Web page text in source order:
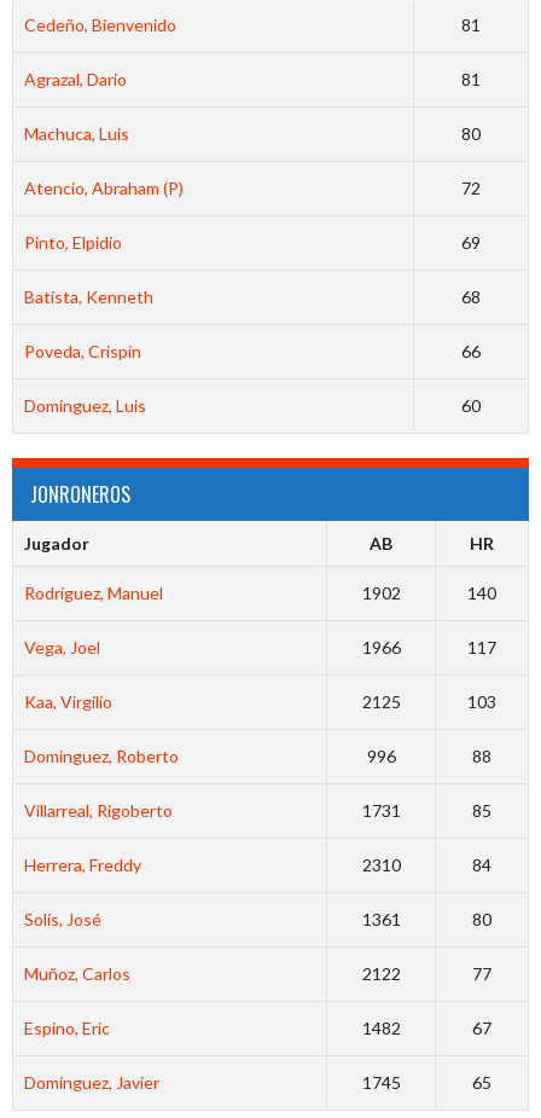
Cedeño, Bienvenido 81
Agrazal, Dario 81
Machuca, Luis 80
Atencio, Abraham (P) 72
Pinto, Elpidio 69
Batista, Kenneth 68
Poveda, Crispín 66
Dominguez, Luis 60
JONRONEROS
Jugador AB HR
Rodríguez, Manuel 1902 140
Vega, Joel 1966 117
Kaa, Virgilio 2125 103
Dominguez, Roberto 996 88
Villarreal, Rigoberto 1731 85
Herrera, Freddy 2310 84
Solís, José 1361 80
Muñoz, Carlos 2122 77
Espino, Eric 1482 67
Domínguez, Javier 1745 65